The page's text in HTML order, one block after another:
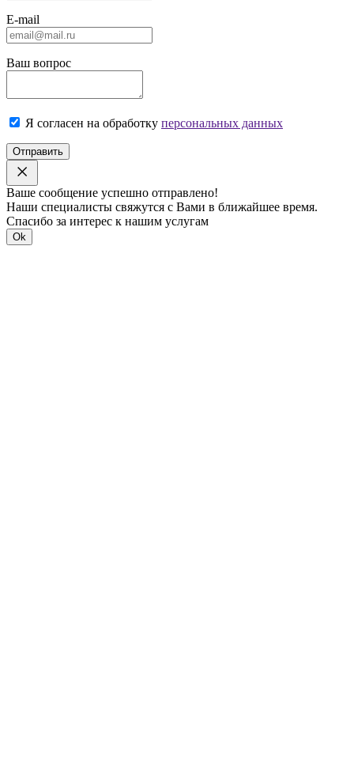
E-mail
Ваш вопрос
Я согласен на обработку персональных данных
Отправить
Ваше сообщение успешно отправлено!
Наши специалисты свяжутся с Вами в ближайшее время.
Спасибо за интерес к нашим услугам
Ok